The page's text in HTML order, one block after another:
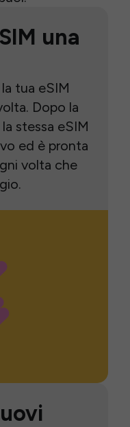
una
tua eSIM
Dopo la
stessa eSIM
ed è pronta
volta che